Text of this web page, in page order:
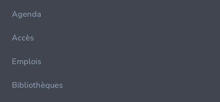
Agenda
Accès
Emplois
Bibliothèques